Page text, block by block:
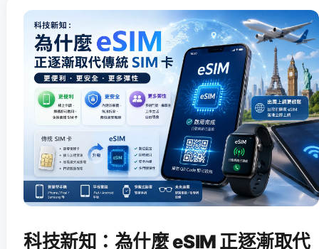
科技新知：為什麼 eSIM 正逐漸取代